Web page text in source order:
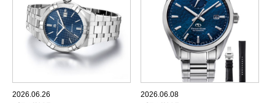
2026.06.26
2026.06.08